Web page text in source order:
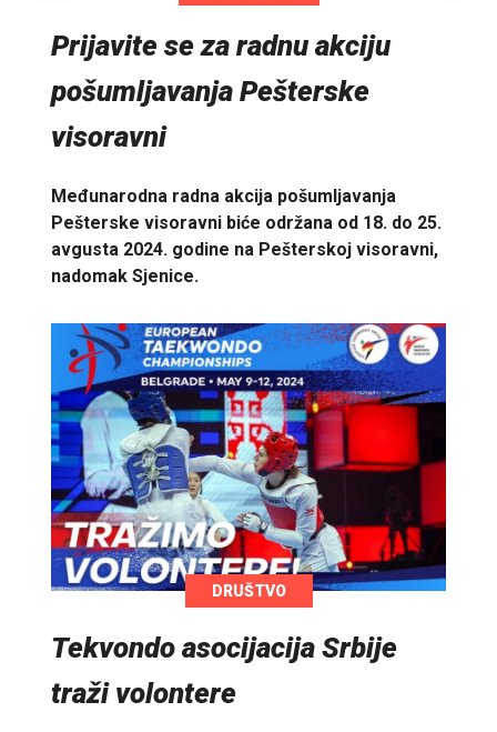
Prijavite se za radnu akciju
pošumljavanja Pešterske
visoravni
Međunarodna radna akcija pošumljavanja
Pešterske visoravni biće održana od 18. do 25.
avgusta 2024. godine na Pešterskoj visoravni,
nadomak Sjenice.
DRUŠTVO
Tekvondo asocijacija Srbije
traži volontere